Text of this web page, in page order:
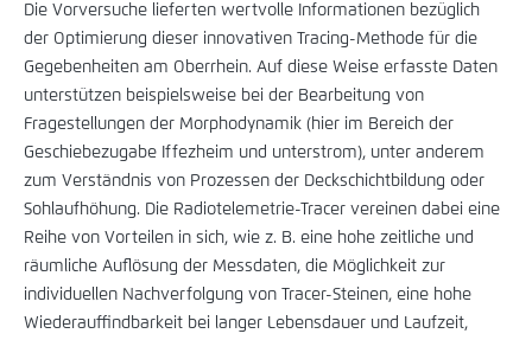
Die Vorversuche lieferten wertvolle Informationen bezüglich
der Optimierung dieser innovativen Tracing-Methode für die
Gegebenheiten am Oberrhein. Auf diese Weise erfasste Daten
unterstützen beispielsweise bei der Bearbeitung von
Fragestellungen der Morphodynamik (hier im Bereich der
Geschiebezugabe Iffezheim und unterstrom), unter anderem
zum Verständnis von Prozessen der Deckschichtbildung oder
Sohlaufhöhung. Die Radiotelemetrie-Tracer vereinen dabei eine
Reihe von Vorteilen in sich, wie z. B. eine hohe zeitliche und
räumliche Auflösung der Messdaten, die Möglichkeit zur
individuellen Nachverfolgung von Tracer-Steinen, eine hohe
Wiederauffindbarkeit bei langer Lebensdauer und Laufzeit,